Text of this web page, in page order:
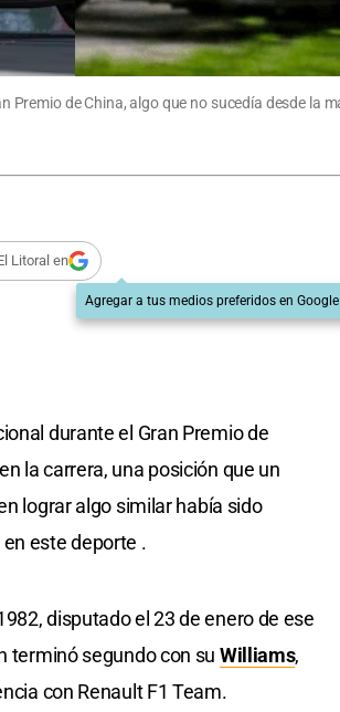
de China, algo que no sucedía desde la
Litoral en
Agregar a tus medios preferidos en Google
durante el Gran Premio de
la carrera, una posición que un
lograr algo similar había sido
este deporte .
disputado el 23 de enero de ese
terminó segundo con su Williams,
con Renault F1 Team.